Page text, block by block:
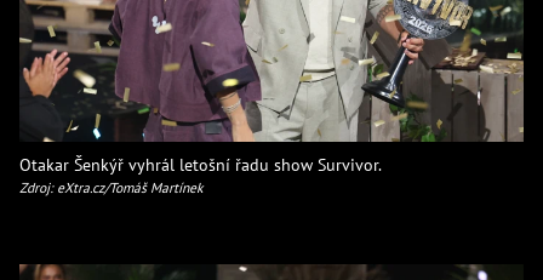
Otakar Šenkýř vyhrál letošní řadu show Survivor.
Zdroj: eXtra.cz/Tomáš Martínek